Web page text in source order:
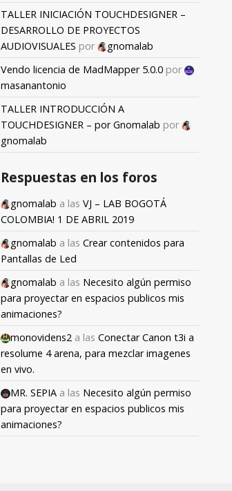
TALLER INICIACIÓN TOUCHDESIGNER –
DESARROLLO DE PROYECTOS
AUDIOVISUALES por
gnomalab
Vendo licencia de MadMapper 5.0.0 por
masanantonio
TALLER INTRODUCCIÓN A
TOUCHDESIGNER – por Gnomalab por
gnomalab
Respuestas en los foros
gnomalab a las VJ – LAB BOGOTÁ
COLOMBIA! 1 DE ABRIL 2019
gnomalab a las Crear contenidos para
Pantallas de Led
gnomalab a las Necesito algún permiso
para proyectar en espacios publicos mis
animaciones?
monovidens2 a las Conectar Canon t3i a
resolume 4 arena, para mezclar imagenes
en vivo.
MR. SEPIA a las Necesito algún permiso
para proyectar en espacios publicos mis
animaciones?